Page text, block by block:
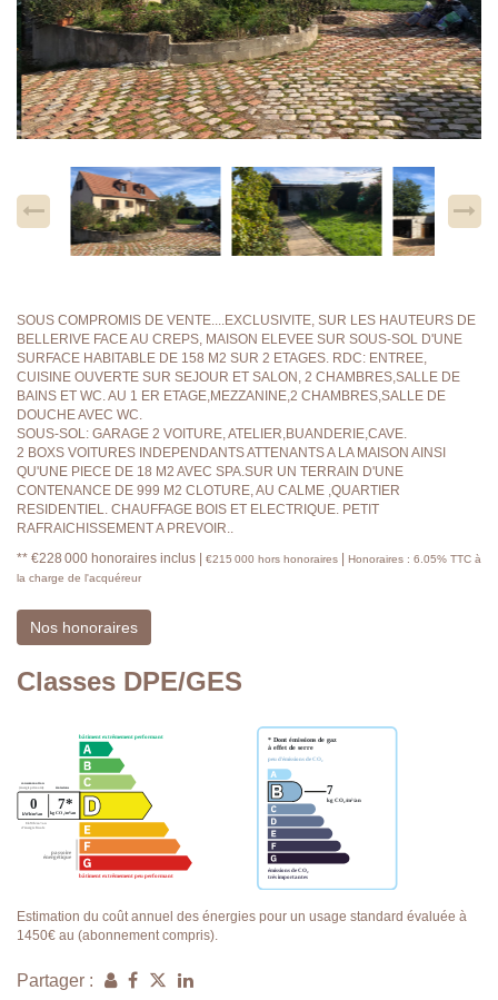
SOUS COMPROMIS DE VENTE....EXCLUSIVITE, SUR LES HAUTEURS DE
BELLERIVE FACE AU CREPS, MAISON ELEVEE SUR SOUS-SOL D'UNE
SURFACE HABITABLE DE 158 M2 SUR 2 ETAGES. RDC: ENTREE,
CUISINE OUVERTE SUR SEJOUR ET SALON, 2 CHAMBRES,SALLE DE
BAINS ET WC. AU 1 ER ETAGE,MEZZANINE,2 CHAMBRES,SALLE DE
DOUCHE AVEC WC.
SOUS-SOL: GARAGE 2 VOITURE, ATELIER,BUANDERIE,CAVE.
2 BOXS VOITURES INDEPENDANTS ATTENANTS A LA MAISON AINSI
QU'UNE PIECE DE 18 M2 AVEC SPA.SUR UN TERRAIN D'UNE
CONTENANCE DE 999 M2 CLOTURE, AU CALME ,QUARTIER
RESIDENTIEL. CHAUFFAGE BOIS ET ELECTRIQUE. PETIT
RAFRAICHISSEMENT A PREVOIR..
** €228 000 honoraires inclus €215 000 hors honoraires
Honoraires : 6.05% TTC à
la charge de l'acquéreur
Nos honoraires
Classes DPE/GES
Estimation du coût annuel des énergies pour un usage standard évaluée à
1450€ au (abonnement compris).
Partager :